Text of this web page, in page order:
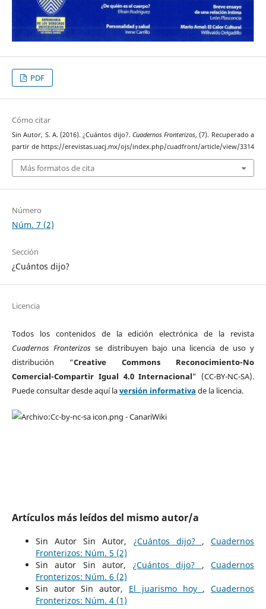
PDF
Cómo citar
Sin Autor, S. A. (2016). ¿Cuántos dijo?. Cuadernos Fronterizos, (7). Recuperado a
partir de https://erevistas.uacj.mx/ojs/index.php/cuadfront/article/view/3314
Más formatos de cita
Número
Núm. 7 (2)
Sección
¿Cuántos dijo?
Licencia
Todos los contenidos de la edición electrónica de la revista
Cuadernos Fronterizos se distribuyen bajo una licencia de uso y
distribución “Creative Commons Reconocimiento-No
Comercial-Compartir Igual 4.0 Internacional” (CC-BY-NC-SA).
Puede consultar desde aquí laversión informativa de la licencia.
Artículos más leídos del mismo autor/a
Sin Autor Sin Autor, ¿Cuántos dijo? ,Cuadernos
Fronterizos: Núm. 5 (2)
Sin autor Sin autor, ¿Cuántos dijo? ,Cuadernos
Fronterizos: Núm. 6 (2)
Sin autor Sin autor, El juarismo hoy ,Cuadernos
Fronterizos: Núm. 4 (1)